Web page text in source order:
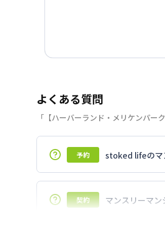
よくある質問
「【ハーバーランド・メリケンパー
予約
stoked lifeのマ
7日以上からのご契約期間
契約
マンスリーマ